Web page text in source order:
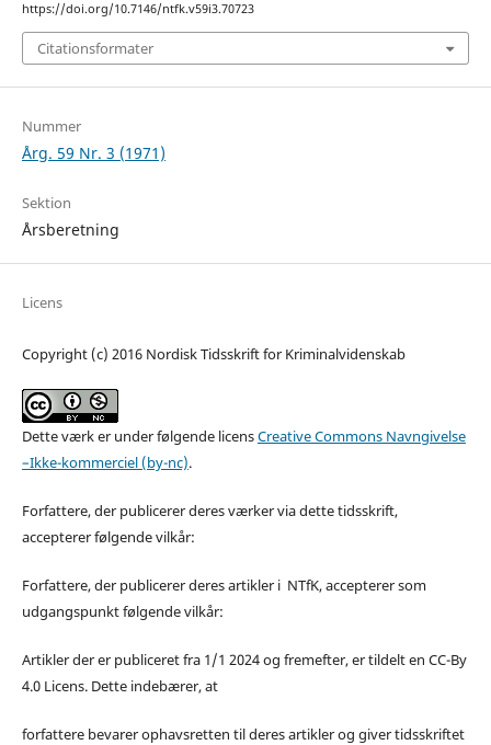
https://doi.org/10.7146/ntfk.v59i3.70723
Citationsformater
Nummer
Årg. 59 Nr. 3 (1971)
Sektion
Årsberetning
Licens
Copyright (c) 2016 Nordisk Tidsskrift for Kriminalvidenskab
Dette værk er under følgende licensCreative Commons Navngivelse
–Ikke-kommerciel (by-nc).
Forfattere, der publicerer deres værker via dette tidsskrift,
accepterer følgende vilkår:
Forfattere, der publicerer deres artikler i NTfK, accepterer som
udgangspunkt følgende vilkår:
Artikler der er publiceret fra 1/1 2024 og fremefter, er tildelt en CC-By
4.0 Licens. Dette indebærer, at
forfattere bevarer ophavsretten til deres artikler og giver tidsskriftet